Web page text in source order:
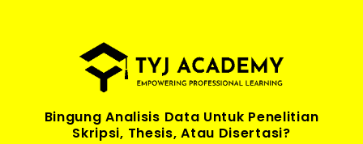
Bingung Analisis Data Untuk Penelitian
Skripsi, Thesis, Atau Disertasi?